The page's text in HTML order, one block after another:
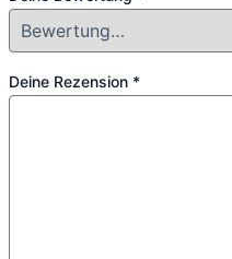
Deine Rezension *